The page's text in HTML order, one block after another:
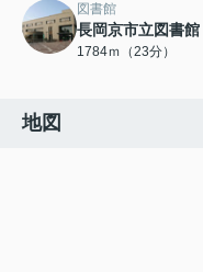
図書館
長岡京市立図書館
1784ｍ（23分）
地図